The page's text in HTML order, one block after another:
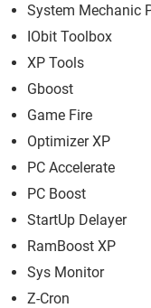
System Mechanic
IObit Toolbox
XP Tools
Gboost
Game Fire
Optimizer XP
PC Accelerate
PC Boost
StartUp Delayer
RamBoost XP
Sys Monitor
Z-Cron